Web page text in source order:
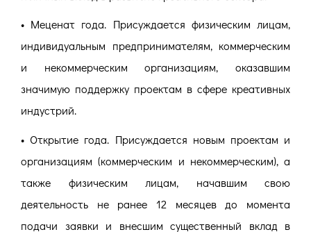
• Меценат года. Присуждается физическим лицам,
индивидуальным предпринимателям, коммерческим
и некоммерческим организациям, оказавшим
значимую поддержку проектам в сфере креативных
индустрий.
• Открытие года. Присуждается новым проектам и
организациям (коммерческим и некоммерческим), а
также физическим лицам, начавшим свою
деятельность не ранее 12 месяцев до момента
подачи заявки и внесшим существенный вклад в